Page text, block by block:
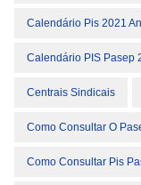
Calendário Pis 2021
Calendário PIS Pasep
Centrais Sindicais
Como Consultar O
Como Consultar Pis